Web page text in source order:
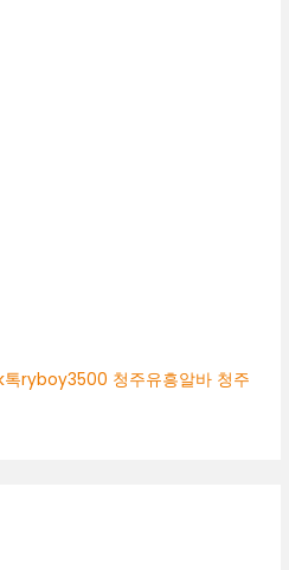
ryboy3500 청주유흥알바 청주